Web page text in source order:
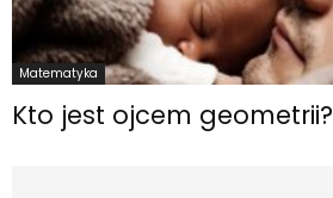
Matematyka
Kto jest ojcem geometrii?